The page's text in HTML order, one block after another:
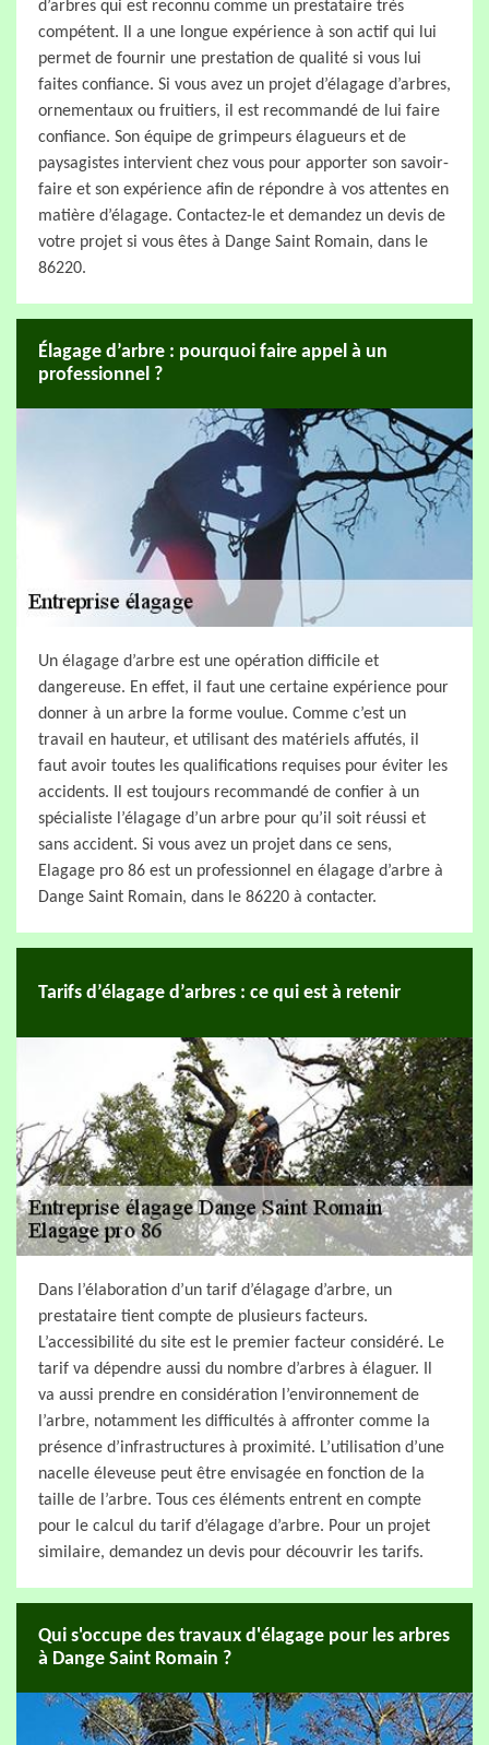
d’arbres qui est reconnu comme un prestataire très
compétent. Il a une longue expérience à son actif qui lui
permet de fournir une prestation de qualité si vous lui
faites confiance. Si vous avez un projet d’élagage d’arbres,
ornementaux ou fruitiers, il est recommandé de lui faire
confiance. Son équipe de grimpeurs élagueurs et de
paysagistes intervient chez vous pour apporter son savoir-
faire et son expérience afin de répondre à vos attentes en
matière d’élagage. Contactez-le et demandez un devis de
votre projet si vous êtes à Dange Saint Romain, dans le
86220.
Élagage d’arbre : pourquoi faire appel à un
professionnel ?
Un élagage d’arbre est une opération difficile et
dangereuse. En effet, il faut une certaine expérience pour
donner à un arbre la forme voulue. Comme c’est un
travail en hauteur, et utilisant des matériels affutés, il
faut avoir toutes les qualifications requises pour éviter les
accidents. Il est toujours recommandé de confier à un
spécialiste l’élagage d’un arbre pour qu’il soit réussi et
sans accident. Si vous avez un projet dans ce sens,
Elagage pro 86 est un professionnel en élagage d’arbre à
Dange Saint Romain, dans le 86220 à contacter.
Tarifs d’élagage d’arbres : ce qui est à retenir
Dans l’élaboration d’un tarif d’élagage d’arbre, un
prestataire tient compte de plusieurs facteurs.
L’accessibilité du site est le premier facteur considéré. Le
tarif va dépendre aussi du nombre d’arbres à élaguer. Il
va aussi prendre en considération l’environnement de
l’arbre, notamment les difficultés à affronter comme la
présence d’infrastructures à proximité. L’utilisation d’une
nacelle éleveuse peut être envisagée en fonction de la
taille de l’arbre. Tous ces éléments entrent en compte
pour le calcul du tarif d’élagage d’arbre. Pour un projet
similaire, demandez un devis pour découvrir les tarifs.
Qui s'occupe des travaux d'élagage pour les arbres
à Dange Saint Romain ?